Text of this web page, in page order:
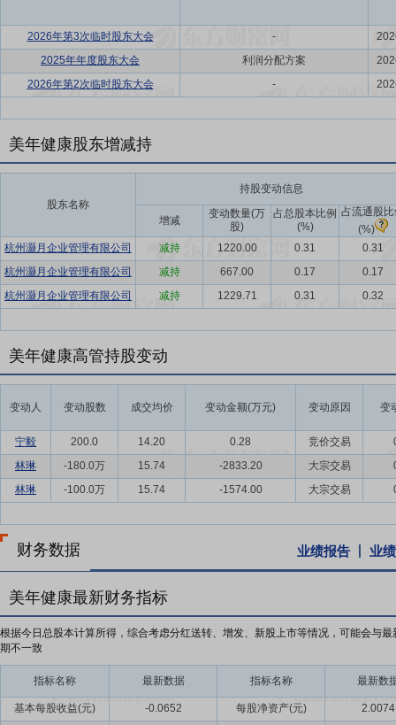
2026年第3次临时股东大会 -
2025年年度股东大会
利润分配方案
2026年第2次临时股东大会
-
美年健康股东增减持
股东名称
持股变动信息
增减
变动数量(万
股)
占总股本比例
(%)
占流通股
(%)
杭州灏月企业管理有限公司
减持 1220.00 0.31
0.31
杭州灏月企业管理有限公司
减持 667.00 0.17
0.17
杭州灏月企业管理有限公司
减持 1229.71 0.31 0.32
美年健康高管持股变动
变动人 变动股数 成交均价 变动金额(万元) 变动原因 变
宁毅 200.0 14.20 0.28 竞价交易
林琳
-180.0万 15.74 -2833.20 大宗交易
林琳
-100.0万 15.74 -1574.00 大宗交易
财务数据 业绩报告 业
美年健康最新财务指标
根据今日总股本计算所得，综合考虑分红送转、增发、新股上市等情况，可能会与最
期不一致
指标名称 最新数据 指标名称 最新数
基本每股收益(元) -0.0652 每股净资产(元)
2.0074